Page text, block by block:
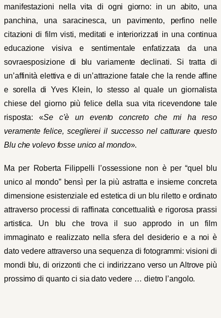
manifestazioni nella vita di ogni giorno: in un abito, una
panchina, una saracinesca, un pavimento, perfino nelle
citazioni di film visti, meditati e interiorizzati in una continua
educazione visiva e sentimentale enfatizzata da una
sovraesposizione di blu variamente declinati. Si tratta di
un’affinità elettiva e di un’attrazione fatale che la rende affine
e sorella di Yves Klein, lo stesso al quale un giornalista
chiese del giorno più felice della sua vita ricevendone tale
risposta: «Se c’è un evento concreto che mi ha reso
veramente felice, sceglierei il successo nel catturare questo
Blu che volevo fosse unico al mondo».
Ma per Roberta Filippelli l’ossessione non è per “quel blu
unico al mondo” bensì per la più astratta e insieme concreta
dimensione esistenziale ed estetica di un blu riletto e ordinato
attraverso processi di raffinata concettualità e rigorosa prassi
artistica. Un blu che trova il suo approdo in un film
immaginato e realizzato nella sfera del desiderio e a noi è
dato vedere attraverso una sequenza di fotogrammi: visioni di
mondi blu, di orizzonti che ci indirizzano verso un Altrove più
prossimo di quanto ci sia dato vedere … dietro l’angolo.